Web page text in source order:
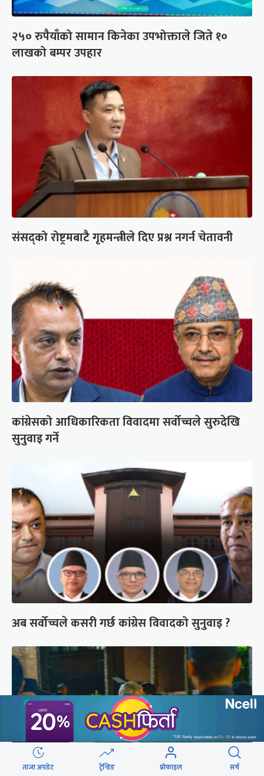
२५० रुपैयाँको सामान किनेका उपभोक्ताले जिते १०
लाखको बम्पर उपहार
संसद्को रोष्ट्रमबाटै गृहमन्त्रीले दिए प्रश्न नगर्न चेतावनी
कांग्रेसको आधिकारिकता विवादमा सर्वोच्चले सुरुदेखि
सुनुवाइ गर्ने
अब सर्वोच्चले कसरी गर्छ कांग्रेस विवादको सुनुवाइ ?
ताजा अपडेट ट्रेन्डिङ प्रोफाइल सर्च